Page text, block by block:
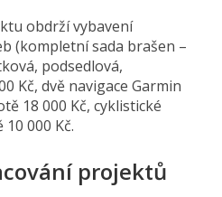
obdrží vybavení
(kompletní sada brašen –
podsedlová,
Kč, dvě navigace Garmin
18 000 Kč, cyklistické
000 Kč.
projektů